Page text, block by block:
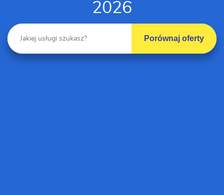
2026
Porównaj oferty